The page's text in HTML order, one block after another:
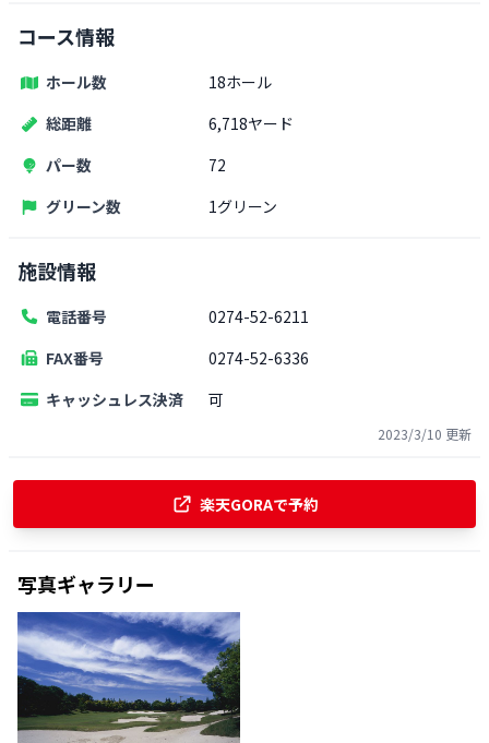
コース情報
ホール数
18ホール
総距離
6,718ヤード
パー数
72
グリーン数
1グリーン
施設情報
電話番号
0274-52-6211
FAX番号
0274-52-6336
キャッシュレス決済
可
2023/3/10 更新
楽天GORAで予約
写真ギャラリー